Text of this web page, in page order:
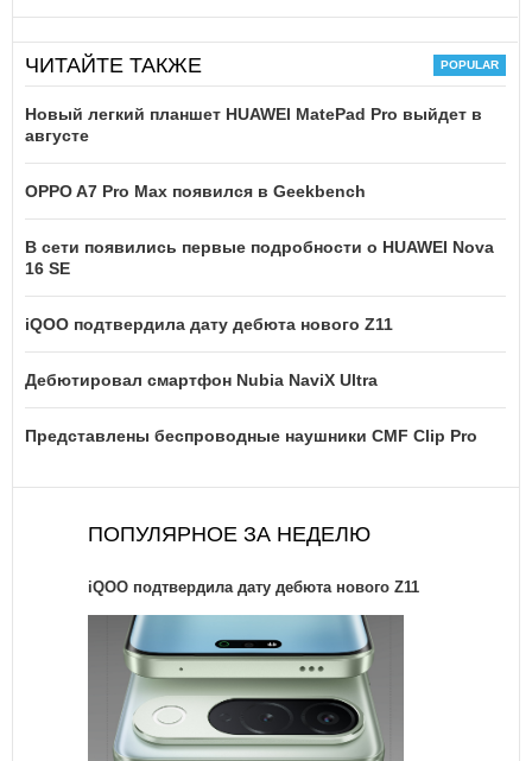
ЧИТАЙТЕ ТАКЖЕ
Новый легкий планшет HUAWEI MatePad Pro выйдет в
августе
OPPO A7 Pro Max появился в Geekbench
В сети появились первые подробности о HUAWEI Nova
16 SE
iQOO подтвердила дату дебюта нового Z11
Дебютировал смартфон Nubia NaviX Ultra
Представлены беспроводные наушники CMF Clip Pro
ПОПУЛЯРНОЕ ЗА НЕДЕЛЮ
iQOO подтвердила дату дебюта нового Z11